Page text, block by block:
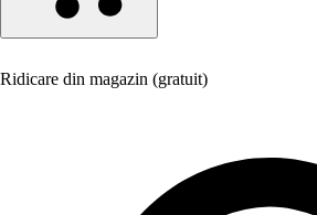
Ridicare din magazin (gratuit)